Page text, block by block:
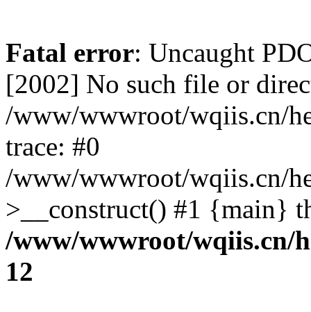
Fatal error: Uncaught
[2002] No such file or
/www/wwwroot/wqiis.cn/
trace: #0
/www/wwwroot/wqiis.cn/
>__construct() #1 {main}
/www/wwwroot/wqiis.cn/
12